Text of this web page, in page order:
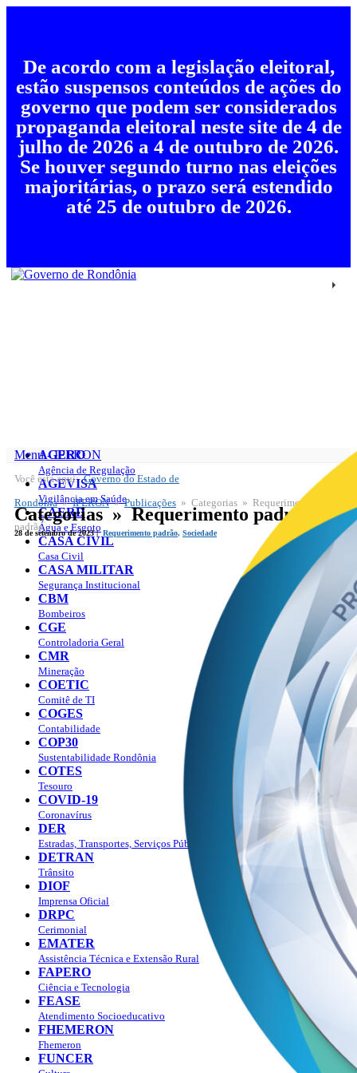
De acordo com a legislação eleitoral,
estão suspensos conteúdos de ações do
governo que podem ser considerados
propaganda eleitoral neste site de 4 de
julho de 2026 a 4 de outubro de 2026.
Se houver segundo turno nas eleições
majoritárias, o prazo será estendido
até 25 de outubro de 2026.
AGERO
Agência de Regulação
AGEVISA
Vigilância em Saúde
CAERD
Água e Esgoto
CASA CIVIL
Casa Civil
CASA MILITAR
Segurança Institucional
CBM
Bombeiros
CGE
Controladoria Geral
CMR
Mineração
COETIC
Comitê de TI
COGES
Contabilidade
COP30
Sustentabilidade Rondônia
COTES
Tesouro
COVID-19
Coronavírus
DER
Estradas, Transportes, Serviços Públicos
DETRAN
Trânsito
DIOF
Imprensa Oficial
DRPC
Cerimonial
EMATER
Assistência Técnica e Extensão Rural
FAPERO
Ciência e Tecnologia
FEASE
Atendimento Socioeducativo
FHEMERON
Fhemeron
FUNCER
Menu - IPERON
IPERON
Publicações
Você está aqui:Governo do Estado de
Rondônia»IPERON»Publicações » Categorias » Requerimento
padrão
Categorias » Requerimento padrão
28 de setembro de 2023 |Requerimento padrão, Sociedade